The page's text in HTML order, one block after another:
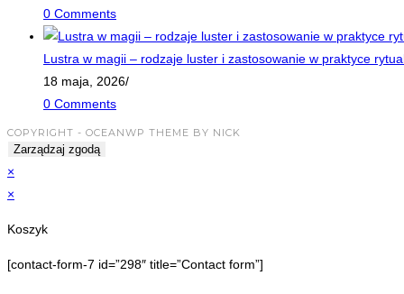
0 Comments
Lustra w magii – rodzaje luster i zastosowanie w praktyce
18 maja, 2026/
0 Comments
COPYRIGHT - OCEANWP THEME BY NICK
Zarządzaj zgodą
×
×
Koszyk
[contact-form-7 id=”298″ title=”Contact form”]